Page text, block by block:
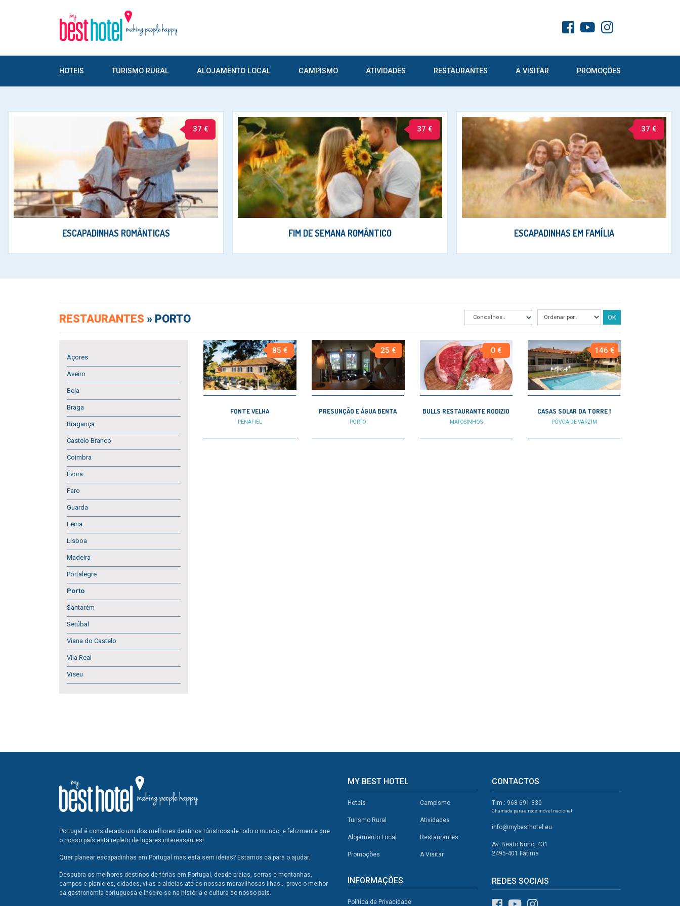
HOTEIS TURISMO RURAL ALOJAMENTO LOCAL CAMPISMO ATIVIDADES RESTAURANTES A VISITAR PROMOÇÕES
37 €
ESCAPADINHAS ROMÂNTICAS
37 €
FIM DE SEMANA ROMÂNTICO
37 €
ESCAPADINHAS EM FAMÍLIA
RESTAURANTES » PORTO OK
Açores
Aveiro
Beja
Braga
Bragança
Castelo Branco
Coimbra
Évora
Faro
Guarda
Leiria
Lisboa
Madeira
Portalegre
Porto
Santarém
Setúbal
Viana do Castelo
Vila Real
Viseu
85 €
FONTE VELHA
PENAFIEL
25 €
PRESUNÇÃO E ÁGUA BENTA
PORTO
0 €
BULLS RESTAURANTE RODIZIO
MATOSINHOS
146 €
CASAS SOLAR DA TORRE 1
PÓVOA DE VARZIM
Portugal é considerado um dos melhores destinos túristicos de todo o mundo, e felizmente que
o nosso país está repleto de lugares interessantes!
Quer planear escapadinhas em Portugal mas está sem ideias? Estamos cá para o ajudar.
Descubra os melhores destinos de férias em Portugal, desde praias, serras e montanhas,
campos e planicies, cidades, vilas e aldeias até às nossas maravilhosas ilhas... prove o melhor
da gastronomia portuguesa e inspire-se na história e cultura do nosso país.
MY BEST HOTEL
Hoteis
Turismo Rural
Alojamento Local
Promoções
Campismo
Atividades
Restaurantes
A Visitar
INFORMAÇÕES
Política de Privacidade
CONTACTOS
Tlm.: 968 691 330
Chamada para a rede móvel nacional
info@mybesthotel.eu
Av. Beato Nuno, 431
2495-401 Fátima
REDES SOCIAIS